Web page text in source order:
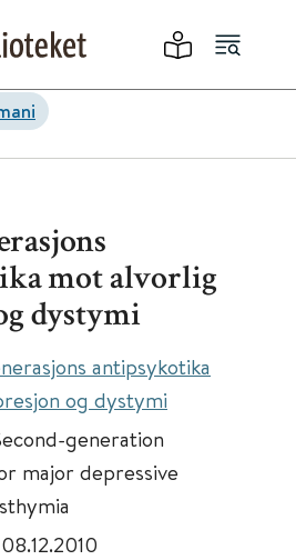
mot alvorlig
dystymi
antipsykotika
og dystymi
generation
major depressive
08.12.2010